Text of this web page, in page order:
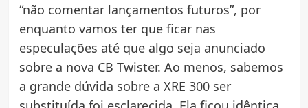
“não comentar lançamentos futuros”, por
enquanto vamos ter que ficar nas
especulações até que algo seja anunciado
sobre a nova CB Twister. Ao menos, sabemos
a grande dúvida sobre a XRE 300 ser